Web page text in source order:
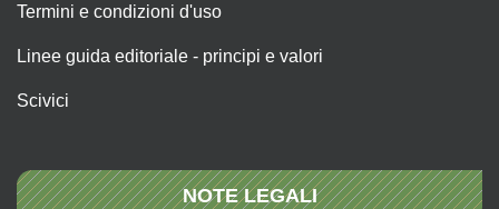
Termini e condizioni d'uso
Linee guida editoriale - principi e valori
Scivici
NOTE LEGALI